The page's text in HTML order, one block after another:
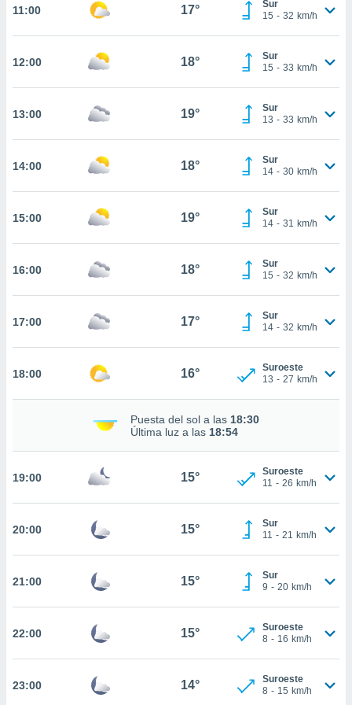
se
o
Puedes
acceder a
este sitio
de
posible
traten tus
a lo que
su
11:00 17°
Sur
15 - 32 km/h
12:00 18°
Sur
15 - 33 km/h
13:00 19°
Sur
13 - 33 km/h
14:00 18°
Sur
14 - 30 km/h
15:00 19°
Sur
14 - 31 km/h
16:00 18°
Sur
15 - 32 km/h
17:00 17°
Sur
14 - 32 km/h
18:00 16°
Suroeste
13 - 27 km/h
Puesta del sol a las 18:30
Última luz a las 18:54
19:00 15°
Suroeste
11 - 26 km/h
20:00 15°
Sur
11 - 21 km/h
21:00 15°
Sur
9 - 20 km/h
22:00 15°
Suroeste
8 - 16 km/h
23:00 14°
Suroeste
8 - 15 km/h